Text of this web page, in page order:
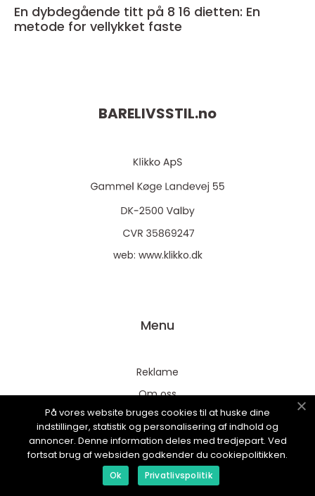
En dybdegående titt på 8 16 dietten: En
metode for vellykket faste
BARELIVSSTIL.no
web: www.klikko.dk
Menu
Reklame
Om oss
Cookies
Kontakt Oss
Sitemap
På vores website bruges cookies til at huske dine
indstillinger, statistik og personalisering af indhold og
annoncer. Denne information deles med tredjepart. Ved
fortsat brug af websiden godkender du cookiepolitikken.
Ok Privatlivspolitik